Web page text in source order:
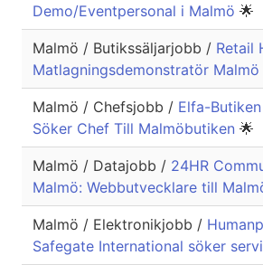
Demo/Eventpersonal i Malmö 🌟
Malmö / Butikssäljarjobb / Retail
Matlagningsdemonstratör
Malmö / Chefsjobb / Elfa-
Söker Chef Till Malmöbutiken 🌟
Malmö / Datajobb / 24HR
Malmö: Webbutvecklare till
Malmö / Elektronikjobb /
Safegate International söker